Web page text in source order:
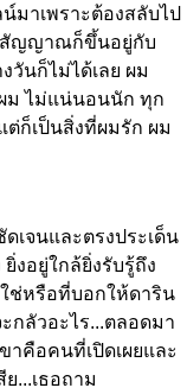
มาเพราะต้องสลับไป
สัญญาณก็ขึ้นอยู่กับ
วันก็ไม่ได้เลย ผม
ม ไม่แน่นอนนัก ทุก
ต่ก็เป็นสิ่งที่ผมรัก ผม
เจนและตรงประเด็น
ยิ่งอยู่ใกล้ยิ่งรับรู้ถึง
ใช่หรือที่บอกให้ดาริน
กลัวอะไร...ตลอดมา
คือคนที่เปิดเผยและ
ย...เธอถาม